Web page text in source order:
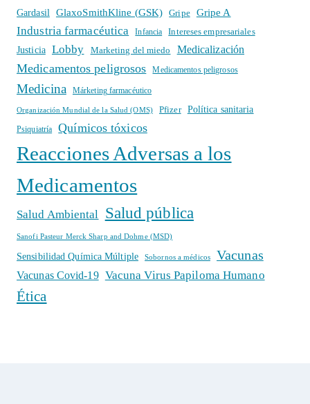
Gardasil GlaxoSmithKline (GSK) Gripe Gripe A
Industria farmacéutica Infancia
Intereses empresariales
Justicia
Lobby Marketing del miedo Medicalización
Medicamentos peligrosos Medicamentos peligrosos
Medicina Márketing farmacéutico
Organización Mundial de la Salud (OMS) Pfizer Política sanitaria
Psiquiatría Químicos tóxicos
Reacciones Adversas a los
Medicamentos
Salud Ambiental Salud pública
Sanofi Pasteur Merck Sharp and Dohme (MSD)
Sensibilidad Química Múltiple Sobornos a médicos Vacunas
Vacunas Covid-19 Vacuna Virus Papiloma Humano
Ética